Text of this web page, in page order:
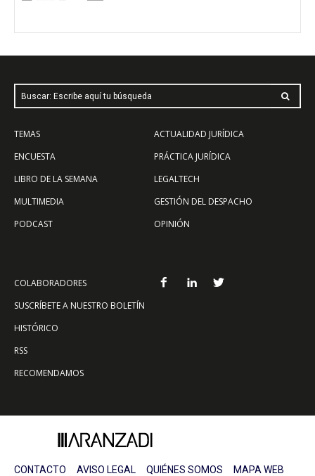
Buscar: Escribe aquí tu búsqueda
TEMAS
ENCUESTA
LIBRO DE LA SEMANA
MULTIMEDIA
PODCAST
ACTUALIDAD JURÍDICA
PRÁCTICA JURÍDICA
LEGALTECH
GESTIÓN DEL DESPACHO
OPINIÓN
COLABORADORES
SUSCRÍBETE A NUESTRO BOLETÍN
HISTÓRICO
RSS
RECOMENDAMOS
CONTACTO AVISO LEGAL QUIÉNES SOMOS MAPA WEB